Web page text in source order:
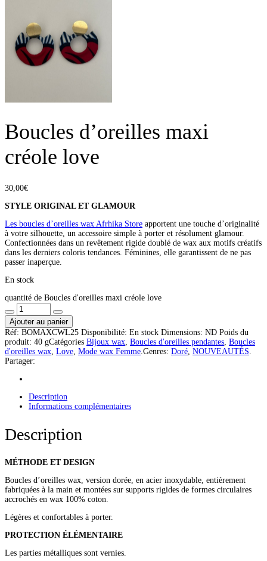
Boucles d’oreilles maxi
créole love
30,00€
STYLE ORIGINAL ET GLAMOUR
Les boucles d’oreilles wax Afrhika Store apportent une touche d’originalité
à votre silhouette, un accessoire simple à porter et résolument glamour.
Confectionnées dans un revêtement rigide doublé de wax aux motifs créatifs
dans les derniers coloris tendances. Féminines, elle garantissent de ne pas
passer inaperçue.
En stock
quantité de Boucles d'oreilles maxi créole love
Ajouter au panier
Réf: BOMAXCWL25 Disponibilité: En stock Dimensions: ND Poids du
produit: 40 gCatégories Bijoux wax Boucles d'oreilles pendantes Boucles
d'oreilles wax Love Mode wax Femme Genres: Doré NOUVEAUTÉS
Partager:
Description
Informations complémentaires
Description
MÉTHODE ET DESIGN
Boucles d’oreilles wax, version dorée, en acier inoxydable, entièrement
fabriquées à la main et montées sur supports rigides de formes circulaires
accrochés en wax 100% coton.
Légères et confortables à porter.
PROTECTION ÉLÉMENTAIRE
Les parties métalliques sont vernies.